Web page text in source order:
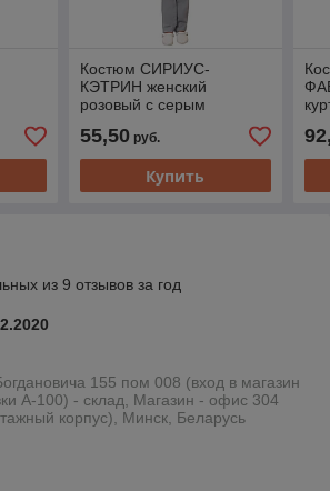
Костюм СИРИУС-
КЭТРИН женский
розовый с серым
55,50руб.
Купить
из 9 отзывов за год
155 пом 008 (вход в магазин
А-100) - склад, Магазин - офис 304
корпус), Минск, Беларусь